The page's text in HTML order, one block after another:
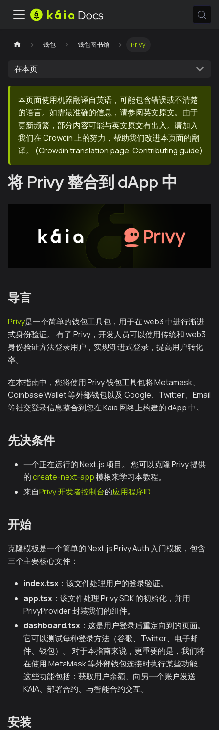
钱包 钱包图书馆 Privy
在本页
本页面使用机器翻译自英语，可能包含错误或不清楚
的语言。如需最准确的信息，请参阅英文原文。由于
更新频繁，部分内容可能与英文原文有出入。请加入
我们在 Crowdin 上的努力，帮助我们改进本页面的翻
译。
(Crowdin translation page, Contributing guide)
将 Privy 整合到 dApp 中
导言
Privy是一个简单的钱包工具包，用于在 web3 中进行渐进
式身份验证。 有了 Privy，开发人员可以使用传统和 web3
身份验证方法登录用户，实现渐进式登录，提高用户转化
率。
在本指南中，您将使用 Privy 钱包工具包将 Metamask、
Coinbase Wallet 等外部钱包以及 Google、Twitter、Email
等社交登录信息整合到您在 Kaia 网络上构建的 dApp 中。
先决条件
一个正在运行的 Next.js 项目。 您可以克隆 Privy 提供
的create-next-app模板来学习本教程。
来自Privy 开发者控制台的应用程序ID
开始
克隆模板是一个简单的 Next.js Privy Auth 入门模板，包含
三个主要核心文件：
index.tsx ：该文件处理用户的登录验证。
app.tsx ：该文件处理 Privy SDK 的初始化，并用
PrivyProvider 封装我们的组件。
dashboard.tsx ：这是用户登录后重定向到的页面。
它可以测试每种登录方法（谷歌、Twitter、电子邮
件、钱包）。 对于本指南来说，更重要的是，我们将
在使用 MetaMask 等外部钱包连接时执行某些功能。
这些功能包括：获取用户余额、向另一个账户发送
KAIA、部署合约、与智能合约交互。
安装